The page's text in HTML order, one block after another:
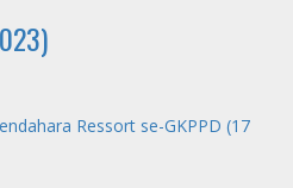
Ressort se-GKPPD (17